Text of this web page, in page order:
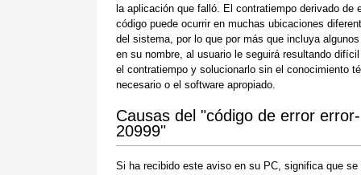
la aplicación que falló. El contratiempo derivado de
código puede ocurrir en muchas ubicaciones
del sistema, por lo que por más que incluya
en su nombre, al usuario le seguirá resultando
el contratiempo y solucionarlo sin el conocimiento
necesario o el software apropiado.
Causas del "código de error error-
20999"
Si ha recibido este aviso en su PC, significa que se